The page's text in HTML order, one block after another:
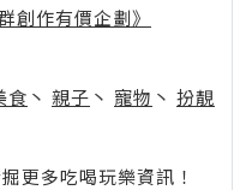
創作有價企劃》
食 丶 親子 丶 寵物 丶 扮靚
更多吃喝玩樂資訊！